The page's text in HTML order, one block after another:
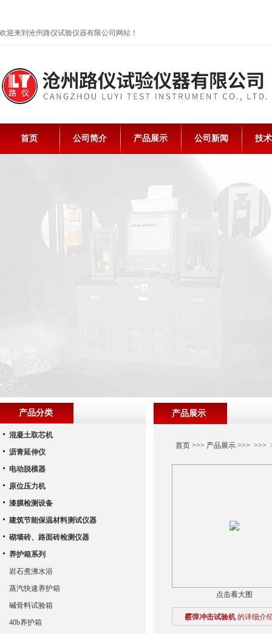
欢迎来到沧州路仪试验仪器有限公司网站！
首页 公司简介 产品展示 公司新闻 技
产品展示
首页>>> 产品展示>>> >>>
点击看大图
霰弹冲击试验机 的详细介
产品分类
混凝土取芯机
沥青延伸仪
电动脱模器
原位压力机
漆膜检测设备
建筑节能保温材料测试仪器
砌墙砖、路面砖检测仪器
养护箱系列
岩石煮沸水浴
蒸汽快速养护箱
碱骨料试验箱
40b养护箱